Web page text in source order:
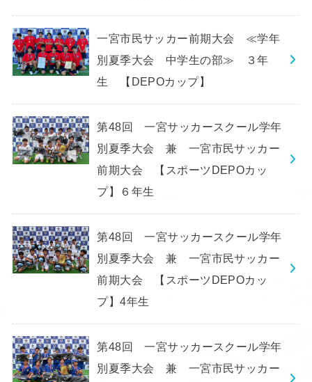
一宮市民サッカー前期大会 ≪学年
別夏季大会 中学生の部≫ ３年
生 【DEPOカップ】
第48回 一宮サッカースクール学年
別夏季大会 兼 一宮市民サッカー
前期大会 【スポーツDEPOカッ
プ】６年生
第48回 一宮サッカースクール学年
別夏季大会 兼 一宮市民サッカー
前期大会 【スポーツDEPOカッ
プ】4年生
第48回 一宮サッカースクール学年
別夏季大会 兼 一宮市民サッカー